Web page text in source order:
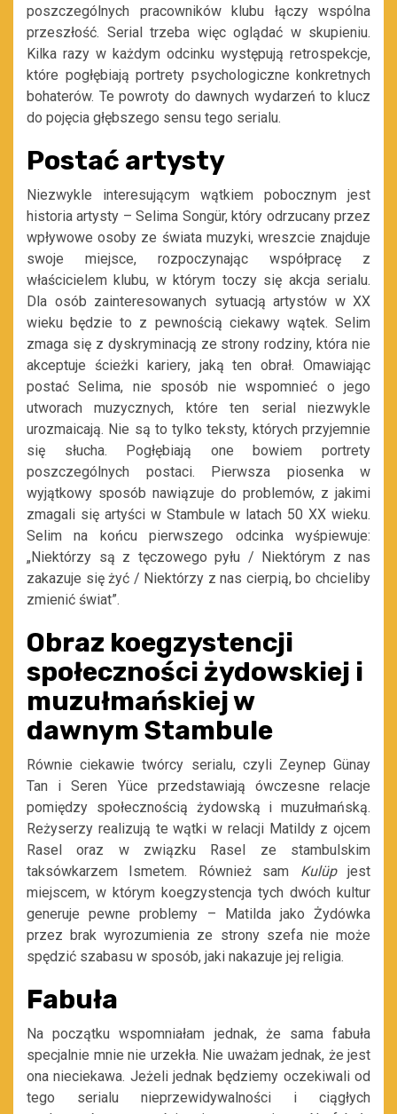
poszczególnych pracowników klubu łączy wspólna
przeszłość. Serial trzeba więc oglądać w skupieniu.
Kilka razy w każdym odcinku występują retrospekcje,
które pogłębiają portrety psychologiczne konkretnych
bohaterów. Te powroty do dawnych wydarzeń to klucz
do pojęcia głębszego sensu tego serialu.
Postać artysty
Niezwykle interesującym wątkiem pobocznym jest
historia artysty – Selima Songür, który odrzucany przez
wpływowe osoby ze świata muzyki, wreszcie znajduje
swoje miejsce, rozpoczynając współpracę z
właścicielem klubu, w którym toczy się akcja serialu.
Dla osób zainteresowanych sytuacją artystów w XX
wieku będzie to z pewnością ciekawy wątek. Selim
zmaga się z dyskryminacją ze strony rodziny, która nie
akceptuje ścieżki kariery, jaką ten obrał. Omawiając
postać Selima, nie sposób nie wspomnieć o jego
utworach muzycznych, które ten serial niezwykle
urozmaicają. Nie są to tylko teksty, których przyjemnie
się słucha. Pogłębiają one bowiem portrety
poszczególnych postaci. Pierwsza piosenka w
wyjątkowy sposób nawiązuje do problemów, z jakimi
zmagali się artyści w Stambule w latach 50 XX wieku.
Selim na końcu pierwszego odcinka wyśpiewuje:
„Niektórzy są z tęczowego pyłu / Niektórym z nas
zakazuje się żyć / Niektórzy z nas cierpią, bo chcieliby
zmienić świat”.
Obraz koegzystencji
społeczności żydowskiej i
muzułmańskiej w
dawnym Stambule
Równie ciekawie twórcy serialu, czyli Zeynep Günay
Tan i Seren Yüce przedstawiają ówczesne relacje
pomiędzy społecznością żydowską i muzułmańską.
Reżyserzy realizują te wątki w relacji Matildy z ojcem
Rasel oraz w związku Rasel ze stambulskim
taksówkarzem Ismetem. Również sam Kulüpjest
miejscem, w którym koegzystencja tych dwóch kultur
generuje pewne problemy – Matilda jako Żydówka
przez brak wyrozumienia ze strony szefa nie może
spędzić szabasu w sposób, jaki nakazuje jej religia.
Fabuła
Na początku wspomniałam jednak, że sama fabuła
specjalnie mnie nie urzekła. Nie uważam jednak, że jest
ona nieciekawa. Jeżeli jednak będziemy oczekiwali od
tego serialu nieprzewidywalności i ciągłych